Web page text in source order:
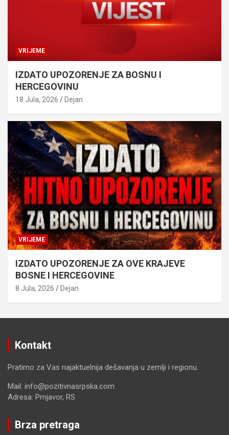
VRIJEME
IZDATO UPOZORENJE ZA BOSNU I
HERCEGOVINU
18 Jula, 2026 Dejan
VRIJEME
IZDATO UPOZORENJE ZA OVE KRAJEVE
BOSNE I HERCEGOVINE
8 Jula, 2026 Dejan
Kontakt
Pratimo za Vas najaktuelnija dešavanja u zemlji i regionu.
Mail: info@pozitivnasrpska.com
Adresa: Prnjavor, RS
Brza pretraga